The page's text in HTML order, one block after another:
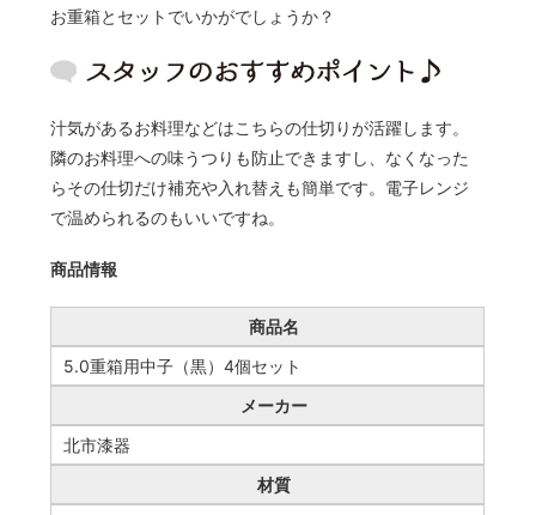
お重箱とセットでいかがでしょうか？
汁気があるお料理などはこちらの仕切りが活躍します。
隣のお料理への味うつりも防止できますし、なくなった
らその仕切だけ補充や入れ替えも簡単です。電子レンジ
で温められるのもいいですね。
商品情報
商品名
5.0重箱用中子（黒）4個セット
メーカー
北市漆器
材質